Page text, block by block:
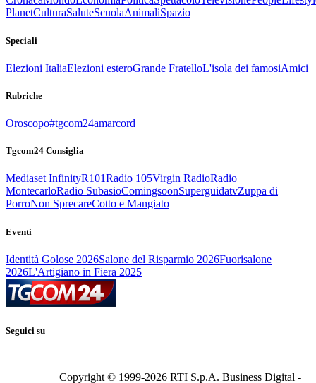
PlanetCulturaSaluteScuolaAnimaliSpazio
Speciali
Elezioni ItaliaElezioni esteroGrande FratelloL'isola dei famosiAmici
Rubriche
Oroscopo#tgcom24amarcord
Tgcom24 Consiglia
Mediaset InfinityR101Radio 105Virgin RadioRadio
MontecarloRadio SubasioComingsoonSuperguidatvZuppa di
PorroNon SprecareCotto e Mangiato
Eventi
Identità Golose 2026Salone del Risparmio 2026Fuorisalone
2026L'Artigiano in Fiera 2025
Seguici su
Copyright © 1999-2026 RTI S.p.A. Business Digital -